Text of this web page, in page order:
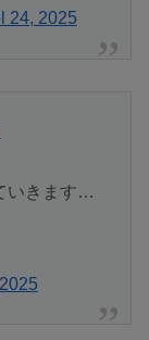
24, 2025
いきます…